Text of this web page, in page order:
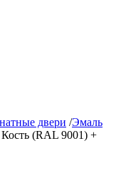
двери /Эмаль
(RAL 9001) +